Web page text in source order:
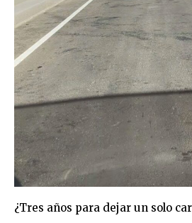
¿Tres años para dejar un solo